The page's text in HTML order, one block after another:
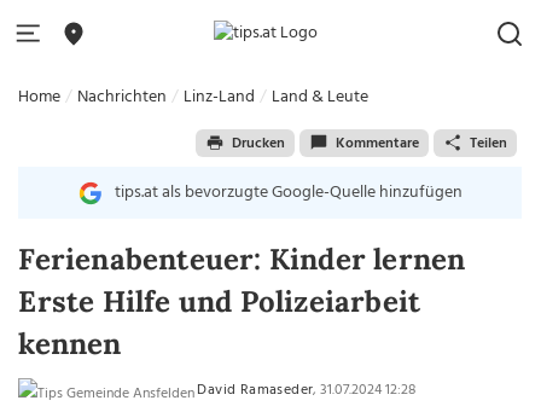
Home Nachrichten Linz-Land Land & Leute
Drucken Kommentare Teilen
tips.at als bevorzugte Google-Quelle hinzufügen
Ferienabenteuer: Kinder lernen
Erste Hilfe und Polizeiarbeit
kennen
David Ramaseder, 31.07.2024 12:28